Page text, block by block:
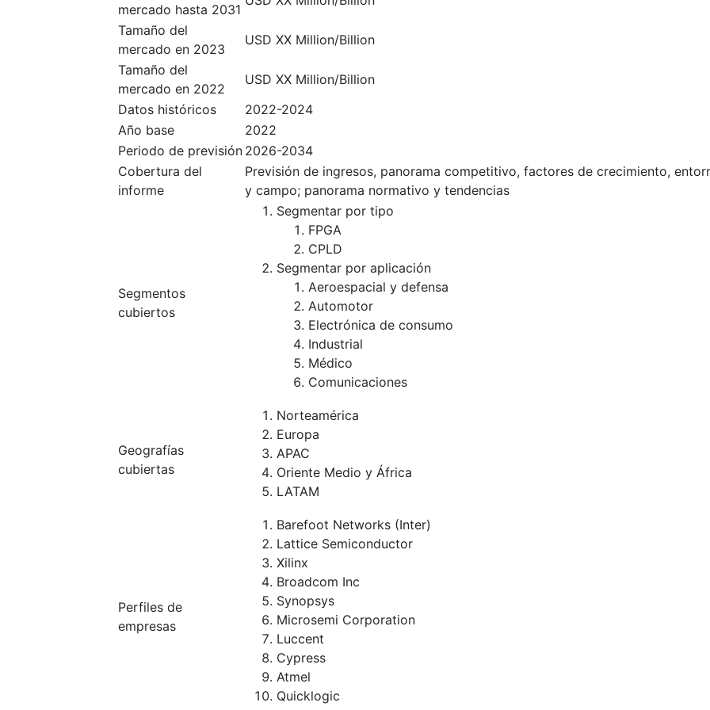
mercado hasta 2031
Tamaño del
mercado en 2023
USD XX Million/Billion
Tamaño del
mercado en 2022
USD XX Million/Billion
Datos históricos
2022-2024
Año base
2022
Periodo de previsión 2026-2034
Cobertura del
informe
Previsión de ingresos, panorama competitivo, factores de crecimiento,
y campo; panorama normativo y tendencias
Segmentos
cubiertos
Segmentar por tipo
FPGA
CPLD
Segmentar por aplicación
Aeroespacial y defensa
Automotor
Electrónica de consumo
Industrial
Médico
Comunicaciones
Geografías
cubiertas
Norteamérica
Europa
APAC
Oriente Medio y África
LATAM
Perfiles de
empresas
Barefoot Networks (Inter)
Lattice Semiconductor
Xilinx
Broadcom Inc
Synopsys
Microsemi Corporation
Luccent
Cypress
Atmel
Quicklogic